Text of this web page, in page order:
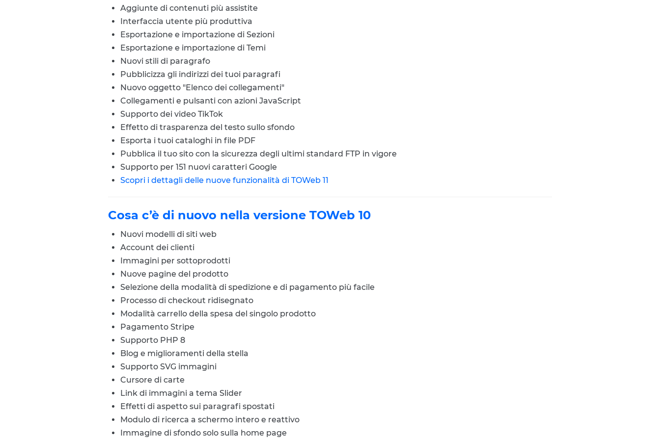
Aggiunte di contenuti più assistite
Interfaccia utente più produttiva
Esportazione e importazione di Sezioni
Esportazione e importazione di Temi
Nuovi stili di paragrafo
Pubblicizza gli indirizzi dei tuoi paragrafi
Nuovo oggetto "Elenco dei collegamenti"
Collegamenti e pulsanti con azioni JavaScript
Supporto dei video TikTok
Effetto di trasparenza del testo sullo sfondo
Esporta i tuoi cataloghi in file PDF
Pubblica il tuo sito con la sicurezza degli ultimi standard FTP in vigore
Supporto per 151 nuovi caratteri Google
Scopri i dettagli delle nuove funzionalità di TOWeb 11
Cosa c’è di nuovo nella versione TOWeb 10
Nuovi modelli di siti web
Account dei clienti
Immagini per sottoprodotti
Nuove pagine del prodotto
Selezione della modalità di spedizione e di pagamento più facile
Processo di checkout ridisegnato
Modalità carrello della spesa del singolo prodotto
Pagamento Stripe
Supporto PHP 8
Blog e miglioramenti della stella
Supporto SVG immagini
Cursore di carte
Link di immagini a tema Slider
Effetti di aspetto sui paragrafi spostati
Modulo di ricerca a schermo intero e reattivo
Immagine di sfondo solo sulla home page